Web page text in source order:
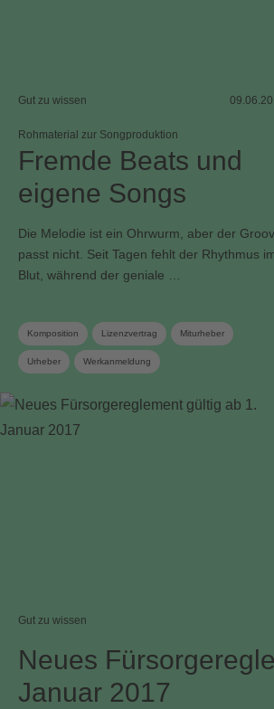
Gut zu wissen
Rohmaterial zur Songproduktion
Fremde Beats und
eigene Songs
Die Melodie ist ein Ohrwurm, aber der
passt nicht. Seit Tagen fehlt der Rhythmus
Blut, während der geniale …
Komposition Lizenzvertrag Miturheber
Urheber Werkanmeldung
Gut zu wissen
Neues
Januar 2017